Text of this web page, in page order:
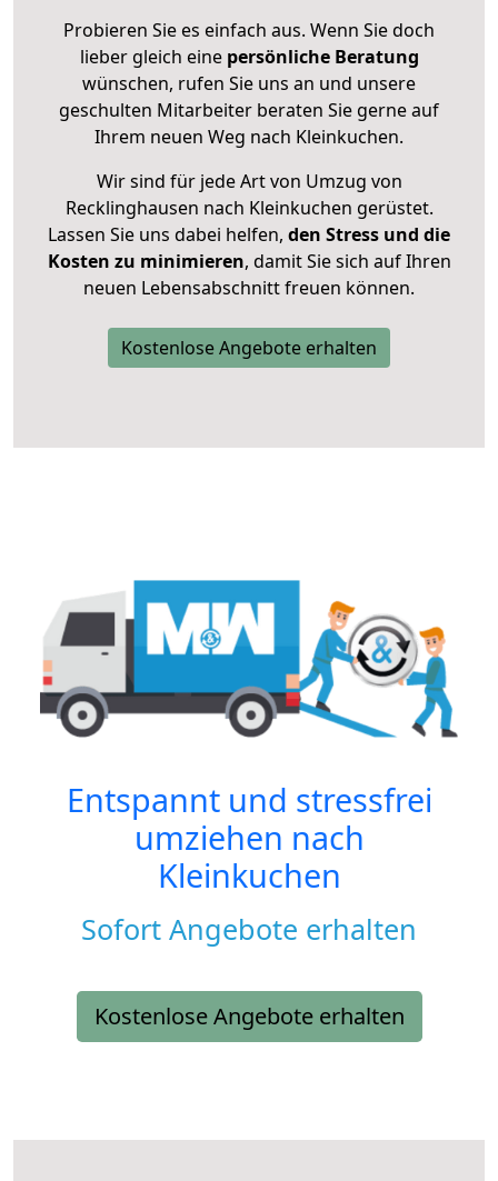
Probieren Sie es einfach aus. Wenn Sie doch
lieber gleich eine persönliche Beratung
wünschen, rufen Sie uns an und unsere
geschulten Mitarbeiter beraten Sie gerne auf
Ihrem neuen Weg nach Kleinkuchen.
Wir sind für jede Art von Umzug von
Recklinghausen nach Kleinkuchen gerüstet.
Lassen Sie uns dabei helfen, den Stress und die
Kosten zu minimieren, damit Sie sich auf Ihren
neuen Lebensabschnitt freuen können.
Kostenlose Angebote erhalten
Entspannt und stressfrei
umziehen nach
Kleinkuchen
Sofort Angebote erhalten
Kostenlose Angebote erhalten